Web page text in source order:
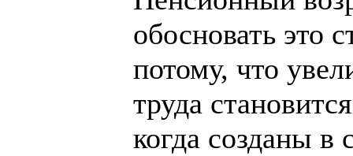
обосновать это
потому, что
труда
когда созданы